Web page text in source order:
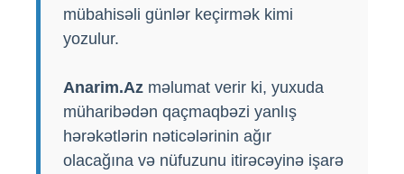
mübahisəli günlər keçirmək kimi
yozulur.
Anarim.Az məlumat verir ki, yuxuda
müharibədən qaçmaqbəzi yanlış
hərəkətlərin nəticələrinin ağır
olacağına və nüfuzunu itirəcəyinə işarə